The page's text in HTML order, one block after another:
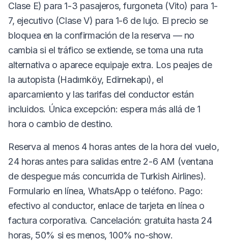
Clase E) para 1-3 pasajeros, furgoneta (Vito) para 1-
7, ejecutivo (Clase V) para 1-6 de lujo. El precio se
bloquea en la confirmación de la reserva — no
cambia si el tráfico se extiende, se toma una ruta
alternativa o aparece equipaje extra. Los peajes de
la autopista (Hadımköy, Edirnekapı), el
aparcamiento y las tarifas del conductor están
incluidos. Única excepción: espera más allá de 1
hora o cambio de destino.
Reserva al menos 4 horas antes de la hora del vuelo,
24 horas antes para salidas entre 2-6 AM (ventana
de despegue más concurrida de Turkish Airlines).
Formulario en línea, WhatsApp o teléfono. Pago:
efectivo al conductor, enlace de tarjeta en línea o
factura corporativa. Cancelación: gratuita hasta 24
horas, 50% si es menos, 100% no-show.